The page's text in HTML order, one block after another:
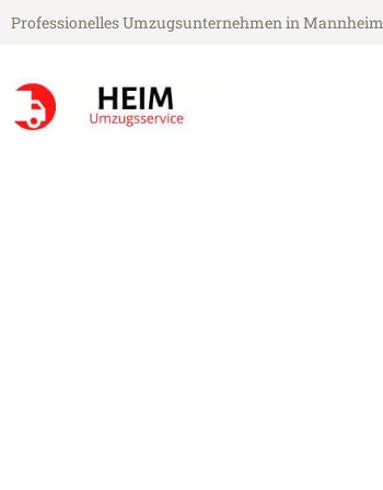
Professionelles Umzugsunternehmen in Mannheim